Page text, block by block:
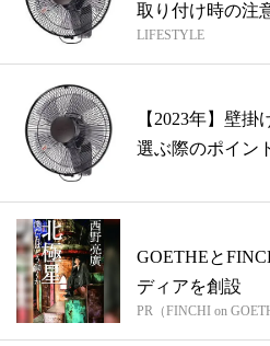
取り付け時の注
LIFESTYLE
【2023年】壁掛
選ぶ際のポイン
GOETHEと
ディアを創設
PR（FINCHI on